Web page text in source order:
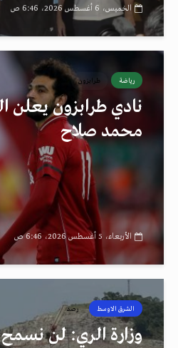
الخميس، 6 أغسطس 2026، 6:46 ص
رياضة طرابزون
نادي طرابزون يعلن
محمد صلاح
الأربعاء، 5 أغسطس 2026، 6:46 ص
الشرق الاوسط رصد
وزارة الري: لن